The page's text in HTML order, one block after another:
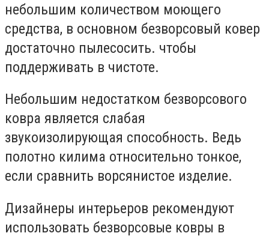
небольшим количеством моющего
средства, в основном безворсовый ковер
достаточно пылесосить. чтобы
поддерживать в чистоте.
Небольшим недостатком безворсового
ковра является слабая
звукоизолирующая способность. Ведь
полотно килима относительно тонкое,
если сравнить ворсянистое изделие.
Дизайнеры интерьеров рекомендуют
использовать безворсовые ковры в